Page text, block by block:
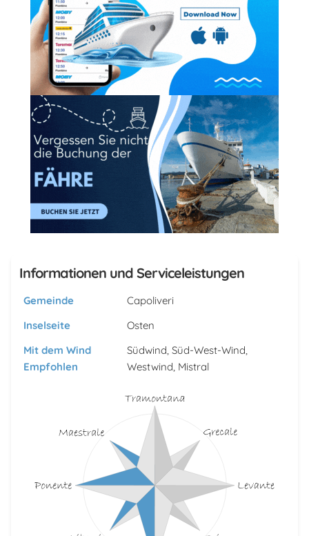
Informationen und Serviceleistungen
Gemeinde
Capoliveri
Inselseite
Osten
Mit dem Wind
Empfohlen
Südwind, Süd-West-Wind,
Westwind, Mistral